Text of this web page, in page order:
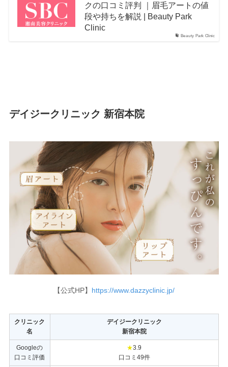
Beauty Park Clinic
クの口コミ評判 ｜眉毛アートの値
段や持ちを解説 | Beauty Park
Clinic
デイジークリニック 新宿本院
【公式HP】 https://www.dazzyclinic.jp/
クリニック
名
デイジークリニック
新宿本院
Googleの
口コミ評価
★3.9
口コミ49件